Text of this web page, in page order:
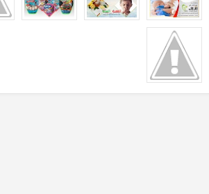
03
Aug
27
Jul